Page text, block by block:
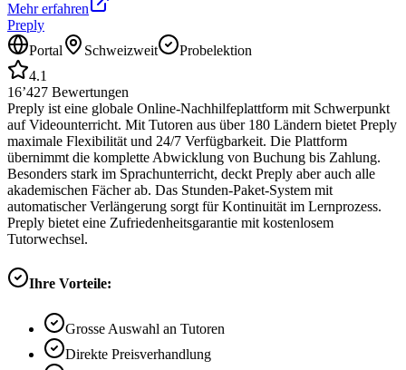
Mehr erfahren
Preply
Portal
Schweizweit
Probelektion
4.1
16’427 Bewertungen
Preply ist eine globale Online-Nachhilfeplattform mit Schwerpunkt
auf Videounterricht. Mit Tutoren aus über 180 Ländern bietet Preply
maximale Flexibilität und 24/7 Verfügbarkeit. Die Plattform
übernimmt die komplette Abwicklung von Buchung bis Zahlung.
Besonders stark im Sprachunterricht, deckt Preply aber auch alle
akademischen Fächer ab. Das Stunden-Paket-System mit
automatischer Verlängerung sorgt für Kontinuität im Lernprozess.
Preply bietet eine Zufriedenheitsgarantie mit kostenlosem
Tutorwechsel.
Ihre Vorteile:
Grosse Auswahl an Tutoren
Direkte Preisverhandlung